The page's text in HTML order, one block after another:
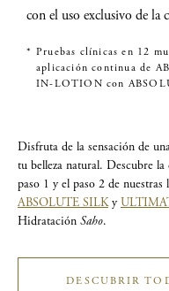
con el uso exclusivo de la
* Pruebas clínicas en 12
aplicación continua de
IN-LOTION con
Disfruta de la sensación de
tu belleza natural. Descubre
paso 1 y el paso 2 de nuestras
ABSOLUTE SILKy
Hidratación Saho.
DESCUBRIR